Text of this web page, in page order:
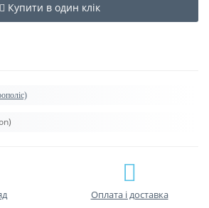
Купити в один клік
Оплата і доставка